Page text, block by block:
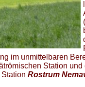
im unmittelbaren
Station
Rostrum